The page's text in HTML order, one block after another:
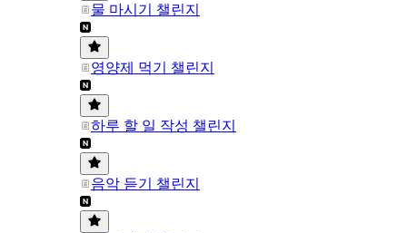
물 마시기 챌린지
영양제 먹기 챌린지
하루 할 일 작성 챌린지
음악 듣기 챌린지